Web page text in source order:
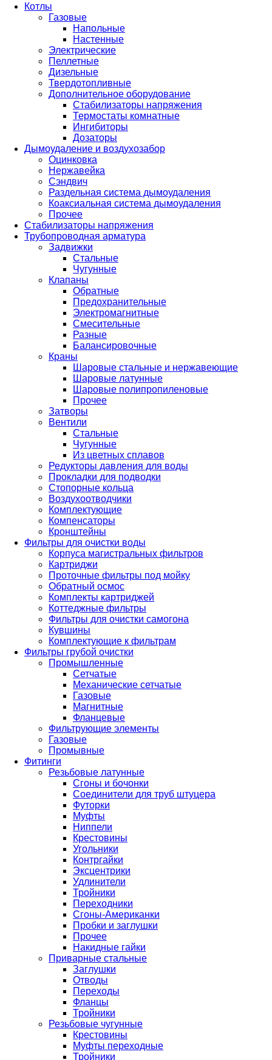
Котлы
Газовые
Напольные
Настенные
Электрические
Пеллетные
Дизельные
Твердотопливные
Дополнительное оборудование
Стабилизаторы напряжения
Термостаты комнатные
Ингибиторы
Дозаторы
Дымоудаление и воздухозабор
Оцинковка
Нержавейка
Сэндвич
Раздельная система дымоудаления
Коаксиальная система дымоудаления
Прочее
Стабилизаторы напряжения
Трубопроводная арматура
Задвижки
Стальные
Чугунные
Клапаны
Обратные
Предохранительные
Электромагнитные
Смесительные
Разные
Балансировочные
Краны
Шаровые стальные и нержавеющие
Шаровые латунные
Шаровые полипропиленовые
Прочее
Затворы
Вентили
Стальные
Чугунные
Из цветных сплавов
Редукторы давления для воды
Прокладки для подводки
Стопорные кольца
Воздухоотводчики
Комплектующие
Компенсаторы
Кронштейны
Фильтры для очистки воды
Корпуса магистральных фильтров
Картриджи
Проточные фильтры под мойку
Обратный осмос
Комплекты картриджей
Коттеджные фильтры
Фильтры для очистки самогона
Кувшины
Комплектующие к фильтрам
Фильтры грубой очистки
Промышленные
Сетчатые
Механические сетчатые
Газовые
Магнитные
Фланцевые
Фильтрующие элементы
Газовые
Промывные
Фитинги
Резьбовые латунные
Сгоны и бочонки
Соединители для труб штуцера
Футорки
Муфты
Ниппели
Крестовины
Угольники
Контргайки
Эксцентрики
Удлинители
Тройники
Переходники
Сгоны-Американки
Пробки и заглушки
Прочее
Накидные гайки
Приварные стальные
Заглушки
Отводы
Переходы
Фланцы
Тройники
Резьбовые чугунные
Крестовины
Муфты переходные
Тройники